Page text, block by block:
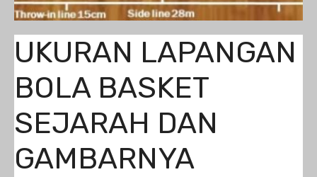
UKURAN LAPANGAN
BOLA BASKET
SEJARAH DAN
GAMBARNYA